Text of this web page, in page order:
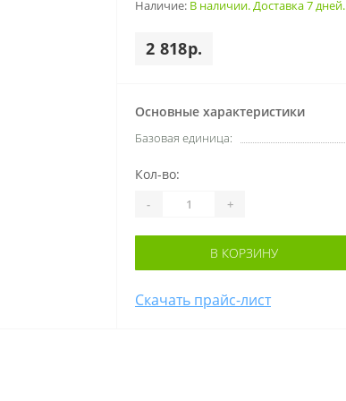
Наличие: В наличии. Доставка 7 дней.
2 818р.
Основные характеристики
Базовая единица:
Кол-во:
- +
В КОРЗИНУ
Скачать прайс-лист